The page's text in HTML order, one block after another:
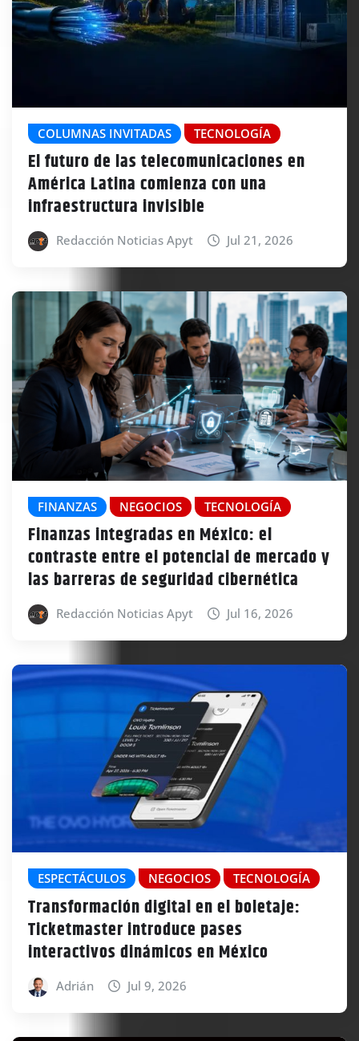
COLUMNAS INVITADAS TECNOLOGÍA
El futuro de las telecomunicaciones en
América Latina comienza con una
infraestructura invisible
Redacción Noticias Apyt Jul 21, 2026
FINANZAS NEGOCIOS TECNOLOGÍA
Finanzas integradas en México: el
contraste entre el potencial de mercado y
las barreras de seguridad cibernética
Redacción Noticias Apyt Jul 16, 2026
ESPECTÁCULOS NEGOCIOS TECNOLOGÍA
Transformación digital en el boletaje:
Ticketmaster introduce pases
interactivos dinámicos en México
Adrián Jul 9, 2026